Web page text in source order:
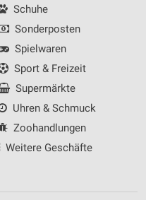
Schuhe
Sonderposten
Spielwaren
Sport & Freizeit
Supermärkte
Uhren & Schmuck
Zoohandlungen
Weitere Geschäfte